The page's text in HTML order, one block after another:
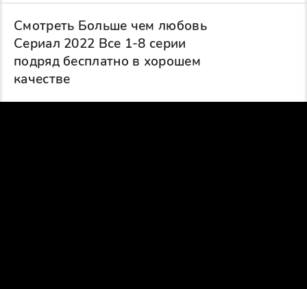
Смотреть Больше чем любовь
Сериал 2022 Все 1-8 серии
подряд бесплатно в хорошем
качестве